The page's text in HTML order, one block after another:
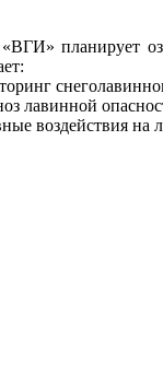
планирует
лавинной
воздействия на